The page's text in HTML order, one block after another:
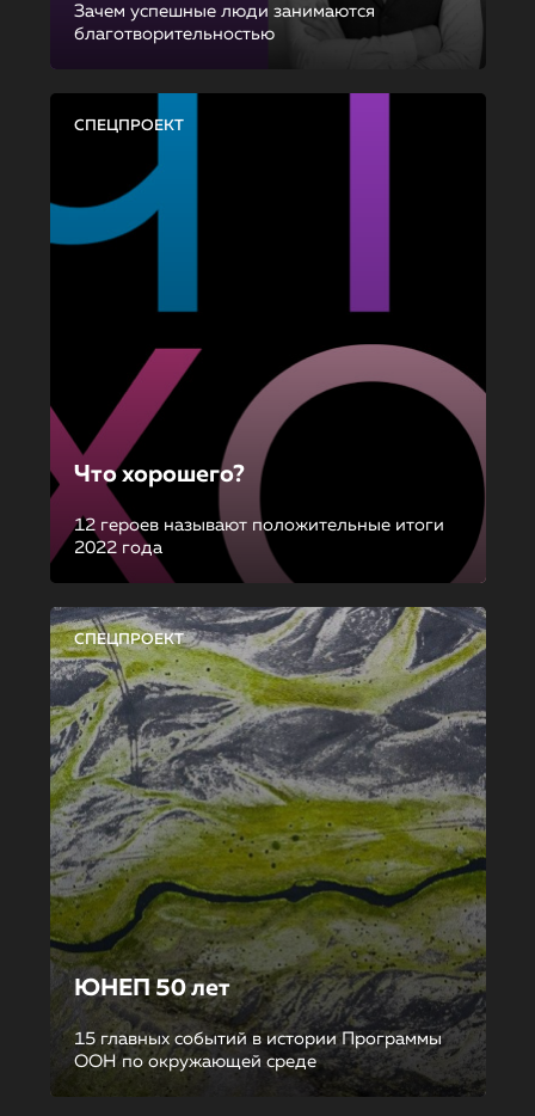
Зачем успешные люди занимаются
благотворительностью
СПЕЦПРОЕКТ
Что хорошего?
12 героев называют положительные итоги
2022 года
СПЕЦПРОЕКТ
ЮНЕП 50 лет
15 главных событий в истории Программы
ООН по окружающей среде